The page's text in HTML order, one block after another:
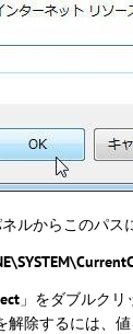
ルからこのパス
」をダブルクリ
解除するには、